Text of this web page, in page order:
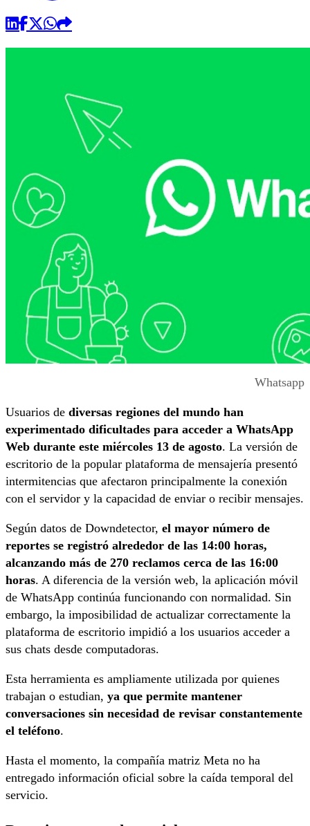
Whatsapp
Usuarios de diversas regiones del mundo han
experimentado dificultades para acceder a WhatsApp
Web durante este miércoles 13 de agosto. La versión de
escritorio de la popular plataforma de mensajería presentó
intermitencias que afectaron principalmente la conexión
con el servidor y la capacidad de enviar o recibir mensajes.
Según datos de Downdetector, el mayor número de
reportes se registró alrededor de las 14:00 horas,
alcanzando más de 270 reclamos cerca de las 16:00
horas. A diferencia de la versión web, la aplicación móvil
de WhatsApp continúa funcionando con normalidad. Sin
embargo, la imposibilidad de actualizar correctamente la
plataforma de escritorio impidió a los usuarios acceder a
sus chats desde computadoras.
Esta herramienta es ampliamente utilizada por quienes
trabajan o estudian, ya que permite mantener
conversaciones sin necesidad de revisar constantemente
el teléfono.
Hasta el momento, la compañía matriz Meta no ha
entregado información oficial sobre la caída temporal del
servicio.